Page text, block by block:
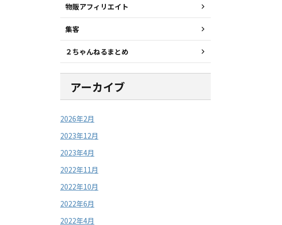
物販アフィリエイト
集客
２ちゃんねるまとめ
アーカイブ
2026年2月
2023年12月
2023年4月
2022年11月
2022年10月
2022年6月
2022年4月